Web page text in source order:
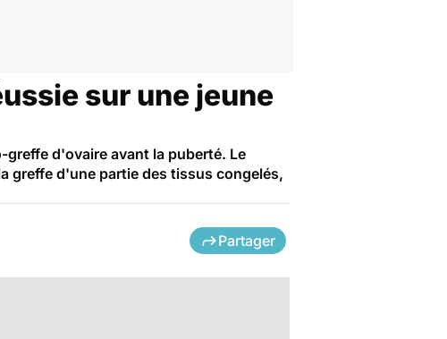
sur une jeune
d'ovaire avant la puberté. Le
greffe d'une partie des tissus congelés,
Partager